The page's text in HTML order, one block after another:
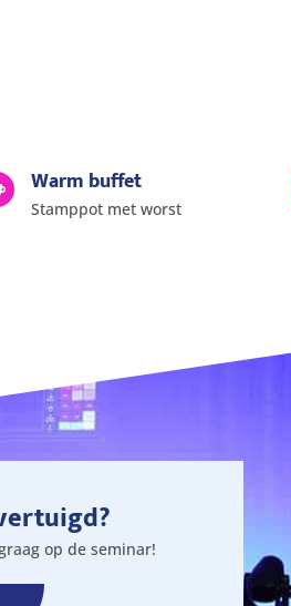
Warm buffet
Stamppot met worst
op de seminar!